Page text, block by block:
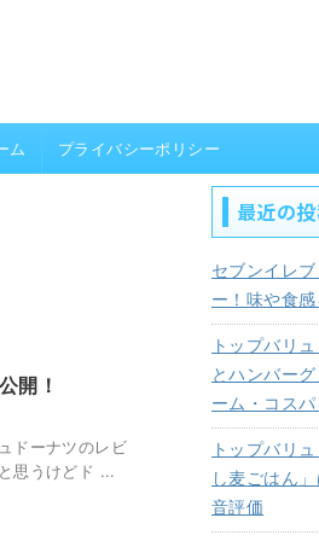
ム プライバシーポリシー
開！
ドーナツのレビ
思うけどド ...
最近の
セブンイレ
ー！味や食
トップバリ
とハンバー
ーム・コス
トップバリ
し麦ごはん
音評価